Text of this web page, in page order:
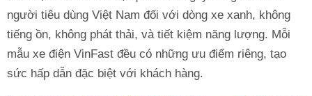
người tiêu dùng Việt Nam đối với dòng xe xanh, không
tiếng ồn, không phát thải, và tiết kiệm năng lượng. Mỗi
mẫu xe điện VinFast đều có những ưu điểm riêng, tạo
sức hấp dẫn đặc biệt với khách hàng.